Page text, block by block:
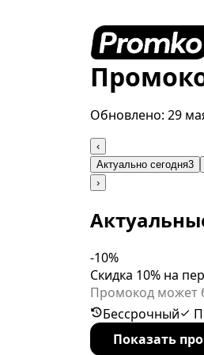
Обновлено: 29
‹
Актуально сегодня3
›
-10%
Скидка 10% на
Промокод может
www.sportmaster.by. Промокод не действует на:
маркировкой «Лучшая
скидками по
Бессрочный
Показать